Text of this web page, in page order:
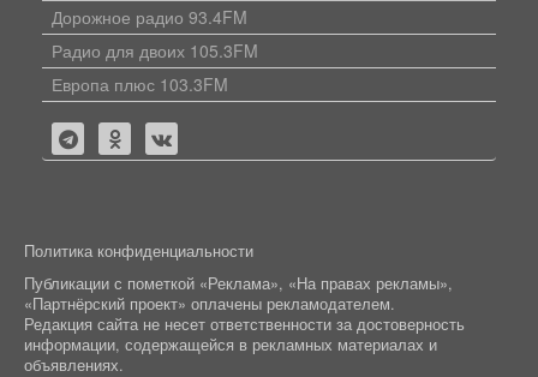
Дорожное радио 93.4FM
Радио для двоих 105.3FM
Европа плюс 103.3FM
Политика конфиденциальности
Публикации с пометкой «Реклама», «На правах рекламы»,
«Партнёрский проект» оплачены рекламодателем.
Редакция сайта не несет ответственности за достоверность
информации, содержащейся в рекламных материалах и
объявлениях.